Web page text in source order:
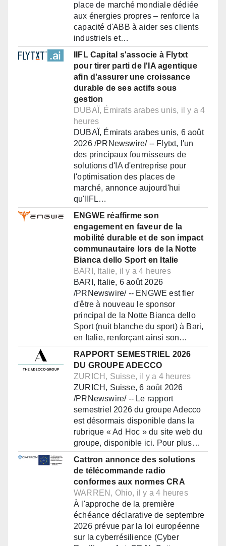
place de marché mondiale dédiée
aux énergies propres – renforce la
capacité d'ABB à aider ses clients
industriels et…
IIFL Capital s'associe à Flytxt
pour tirer parti de l'IA agentique
afin d'assurer une croissance
durable de ses actifs sous
gestion
DUBAÏ, Émirats arabes unis, il y a 4
heures
DUBAÏ, Émirats arabes unis, 6 août
2026 /PRNewswire/ -- Flytxt, l'un
des principaux fournisseurs de
solutions d'IA d'entreprise pour
l'optimisation des places de
marché, annonce aujourd'hui
qu'IIFL…
ENGWE réaffirme son
engagement en faveur de la
mobilité durable et de son impact
communautaire lors de la Notte
Bianca dello Sport en Italie
BARI, Italie, il y a 4 heures
BARI, Italie, 6 août 2026
/PRNewswire/ -- ENGWE est fier
d'être à nouveau le sponsor
principal de la Notte Bianca dello
Sport (nuit blanche du sport) à Bari,
en Italie, renforçant ainsi son…
RAPPORT SEMESTRIEL 2026
DU GROUPE ADECCO
ZURICH, Suisse, il y a 4 heures
ZURICH, Suisse, 6 août 2026
/PRNewswire/ -- Le rapport
semestriel 2026 du groupe Adecco
est désormais disponible dans la
rubrique « Ad Hoc » du site web du
groupe, disponible ici. Pour plus…
Cattron annonce des solutions
de télécommande radio
conformes aux normes CRA
WARREN, Ohio, il y a 4 heures
À l'approche de la première
échéance déclarative de septembre
2026 prévue par la loi européenne
sur la cyberrésilience (Cyber